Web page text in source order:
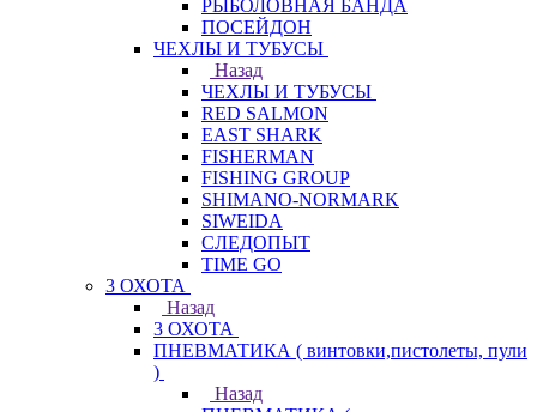
РЫБОЛОВНАЯ БАНДА
ПОСЕЙДОН
ЧЕХЛЫ И ТУБУСЫ
Назад
ЧЕХЛЫ И ТУБУСЫ
RED SALMON
EAST SHARK
FISHERMAN
FISHING GROUP
SHIMANO-NORMARK
SIWEIDA
СЛЕДОПЫТ
TIME GO
3 ОХОТА
Назад
3 ОХОТА
ПНЕВМАТИКА ( винтовки,пистолеты, пули
)
Назад